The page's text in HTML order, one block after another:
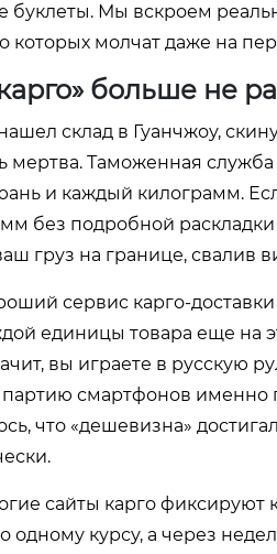
буклеты. Мы вскроем
молчат даже на
больше не
склад в Гуанчжоу,
мертва. Таможенная
и каждый килограмм.
без подробной
груз на границе, свалив
сервис карго-
единицы товара еще на
вы играете в русскую
смартфонов именно
что «дешевизна»
сайты карго фиксируют
курсу, а через